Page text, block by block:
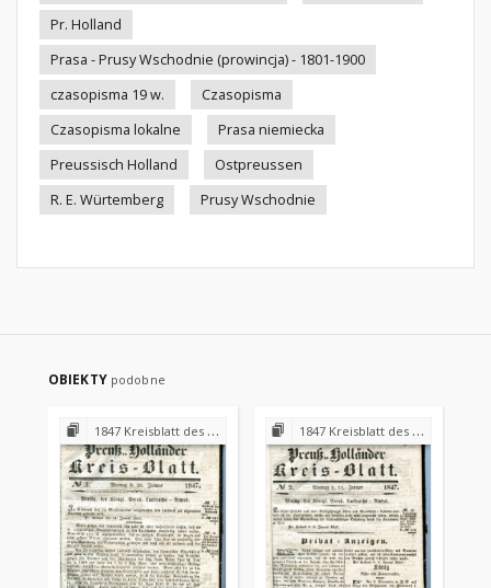
Pr. Holland
Prasa - Prusy Wschodnie (prowincja) - 1801-1900
czasopisma 19 w.
Czasopisma
Czasopisma lokalne
Prasa niemiecka
Preussisch Holland
Ostpreussen
R. E. Würtemberg
Prusy Wschodnie
OBIEKTY podobne
1847 Kreisblatt des Königl. Preuss. Landraths-Amtes Preuss. Holland 1847 Kreisblatt des Königl. Preuss. Landraths-Amtes Preuss. Holland